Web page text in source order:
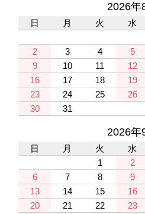
2026年
日 月 火 水
2
3 4 5
9
10 11 12
16
17 18 19
23
24 25 26
30
31
2026年
日 月 火 水
1
2
6
7 8 9
13
14 15 16
20
21 22 23